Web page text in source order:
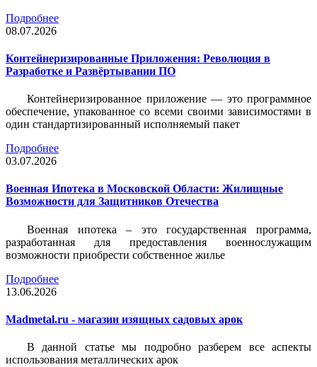
Подробнее
08.07.2026
Контейнеризированные Приложения: Революция в
Разработке и Развёртывании ПО
Контейнеризированное приложение — это программное
обеспечение, упакованное со всеми своими зависимостями в
один стандартизированный исполняемый пакет
Подробнее
03.07.2026
Военная Ипотека в Московской Области: Жилищные
Возможности для Защитников Отечества
Военная ипотека – это государственная программа,
разработанная для предоставления военнослужащим
возможности приобрести собственное жилье
Подробнее
13.06.2026
Madmetal.ru - магазин изящных садовых арок
В данной статье мы подробно разберем все аспекты
использования металлических арок